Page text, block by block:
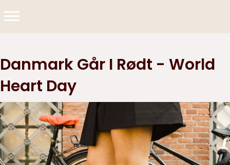
Danmark Går I Rødt - World
Heart Day